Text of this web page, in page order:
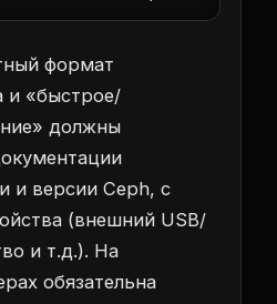
формат
и «быстрое/
должны
и версии Ceph, с
(внешний USB/
и т.д.). На
обязательна